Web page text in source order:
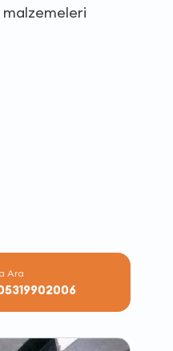
malzemeleri
Ara